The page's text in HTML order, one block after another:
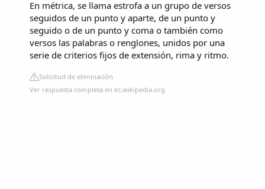
En métrica, se llama estrofa a un grupo de versos
seguidos de un punto y aparte, de un punto y
seguido o de un punto y coma o también como
versos las palabras o renglones, unidos por una
serie de criterios fijos de extensión, rima y ritmo.
Solicitud de eliminación
Ver respuesta completa en es.wikipedia.org